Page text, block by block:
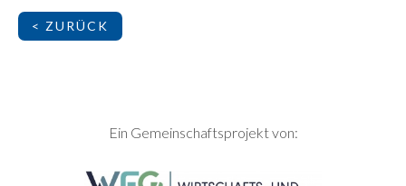
< ZURÜCK
SEITENFUSSEin Gemeinschaftsprojekt von: